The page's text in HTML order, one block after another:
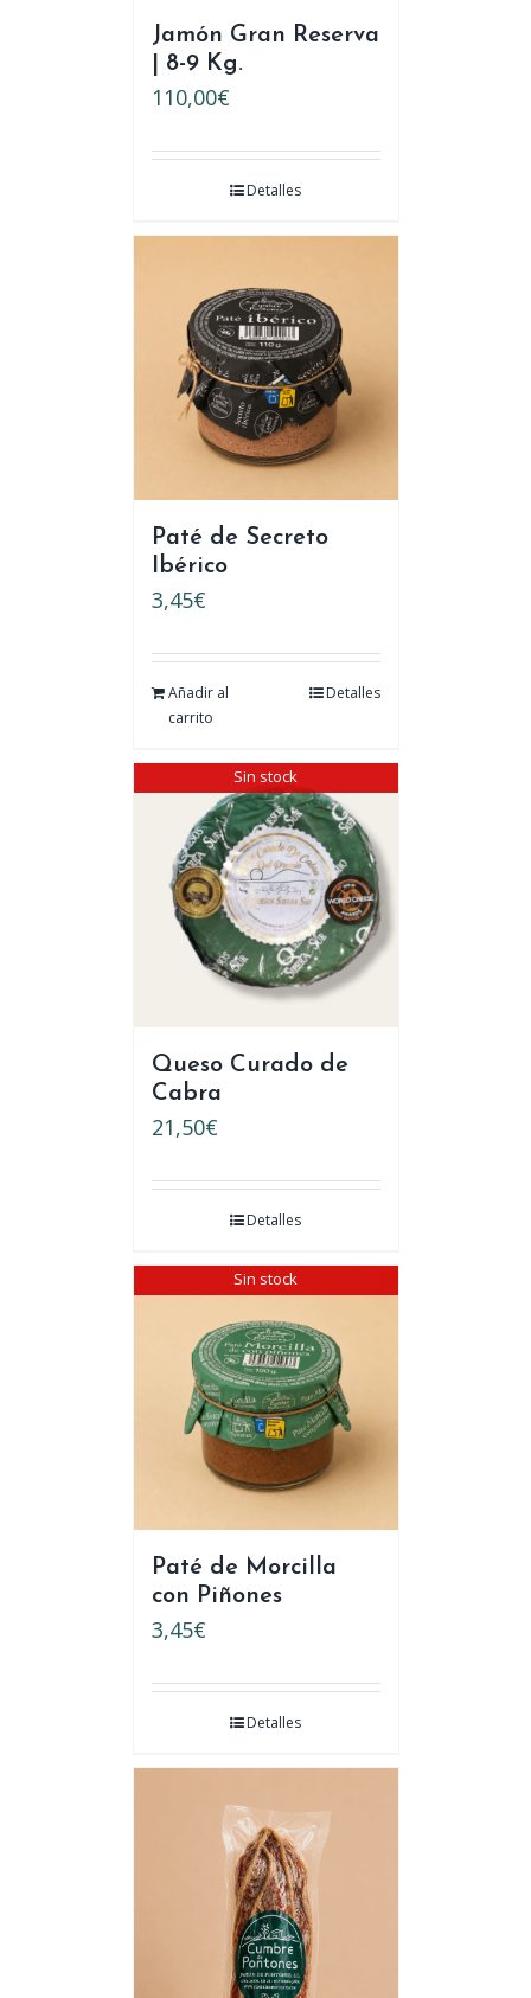
Jamón Gran Reserva
| 8-9 Kg.
110,00€
Detalles
Paté de Secreto
Ibérico
3,45€
Añadir al
carrito
Detalles
Sin stock
Queso Curado de
Cabra
21,50€
Detalles
Sin stock
Paté de Morcilla
con Piñones
3,45€
Detalles